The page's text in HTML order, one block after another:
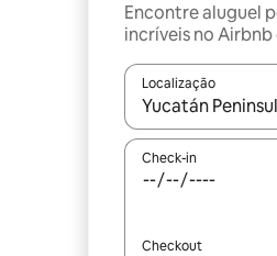
Encontre aluguel
incríveis no Airbnb
Localização
Quando os
Check-in
Checkout